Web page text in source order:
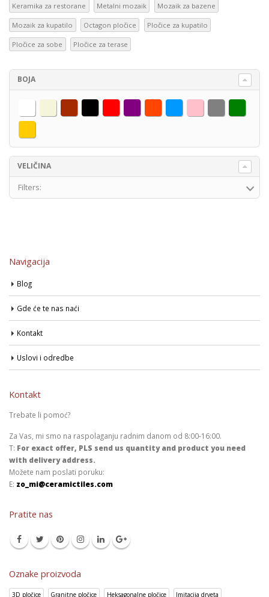
Keramika za restorane Metalni mozaik Mozaik za bazene
Mozaik za kupatilo Octagon pločice Pločice za kupatilo
Pločice za sobe Pločice za terase
BOJA
Bela Bež Braon Crna CrvenaLjubičasteNarandžasta
Plava Roza Siva Zelena
Žuta
VELIČINA
Filters:
Navigacija
Blog
Gde će te nas naći
Kontakt
Uslovi i odredbe
Kontakt
Trebate li pomoć?
Za Vas, mi smo na raspolaganju radnim danom od 8:00-16:00.
T: For exact offer, PLS send us quantity and product you need
with delivery address.
Možete nam poslati poruku:
E: zo_mi@ceramictiles.com
Pratite nas
Oznake proizvoda
3D pločice Granitne pločice Heksagonalne pločice Imitacija drveta